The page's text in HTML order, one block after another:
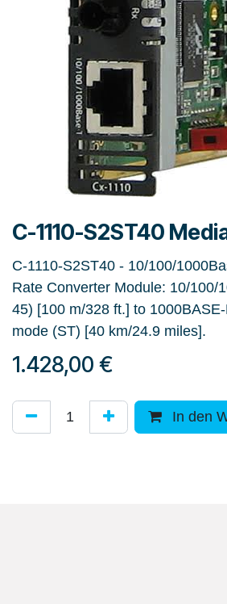
C-1110-S2ST40
C-1110-S2ST40 - 10/100/
Rate Converter Module: 10/100/
45) [100 m/328 ft.] to
mode (ST) [40 km/24.9 miles].
1.428,00 €
In den